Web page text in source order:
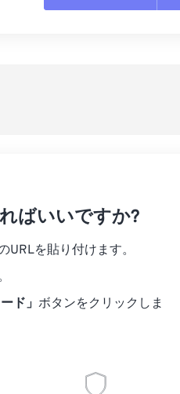
ばいいですか?
URLを貼り付けます。
ド」 ボタンをクリックしま